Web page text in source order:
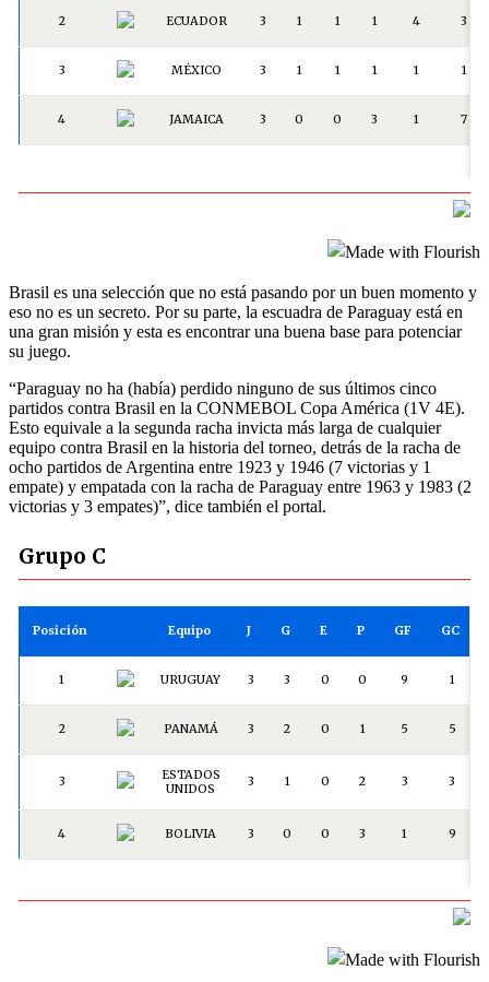
Brasil es una selección que no está pasando por un buen momento y
eso no es un secreto. Por su parte, la escuadra de Paraguay está en
una gran misión y esta es encontrar una buena base para potenciar
su juego.
“Paraguay no ha (había) perdido ninguno de sus últimos cinco
partidos contra Brasil en la CONMEBOL Copa América (1V 4E).
Esto equivale a la segunda racha invicta más larga de cualquier
equipo contra Brasil en la historia del torneo, detrás de la racha de
ocho partidos de Argentina entre 1923 y 1946 (7 victorias y 1
empate) y empatada con la racha de Paraguay entre 1963 y 1983 (2
victorias y 3 empates)”, dice también el portal.